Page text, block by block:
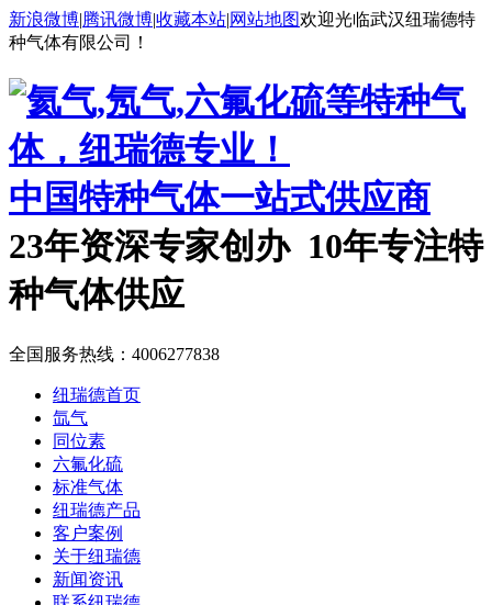
新浪微博|腾讯微博|收藏本站|网站地图欢迎光临武汉纽瑞德特
种气体有限公司！
中国特种气体一站式供应商
23年资深专家创办 10年专注特
种气体供应
全国服务热线： 4006277838
纽瑞德首页
氙气
同位素
六氟化硫
标准气体
纽瑞德产品
客户案例
关于纽瑞德
新闻资讯